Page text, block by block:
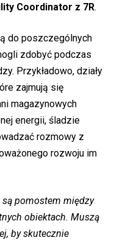
Coordinator z 7R.
do poszczególnych
zdobyć podczas
Przykładowo, działy
zajmują się
magazynowych
energii, śladzie
rozmowy z
rozwoju im
pomostem między
obiektach. Muszą
by skutecznie